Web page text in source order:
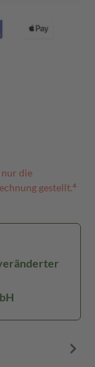
nur die
gestellt.⁴